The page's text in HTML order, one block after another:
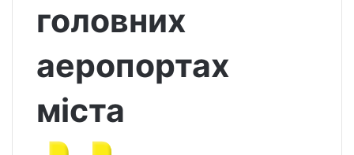
головних
аеропортах
міста